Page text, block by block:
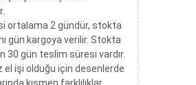
vitrin, masaüstü ve duvar
için ve hediye amaçlı
zeminli klasik laleli ve
(hatiyi motif) İznik motifi
Geleceğin antikaları